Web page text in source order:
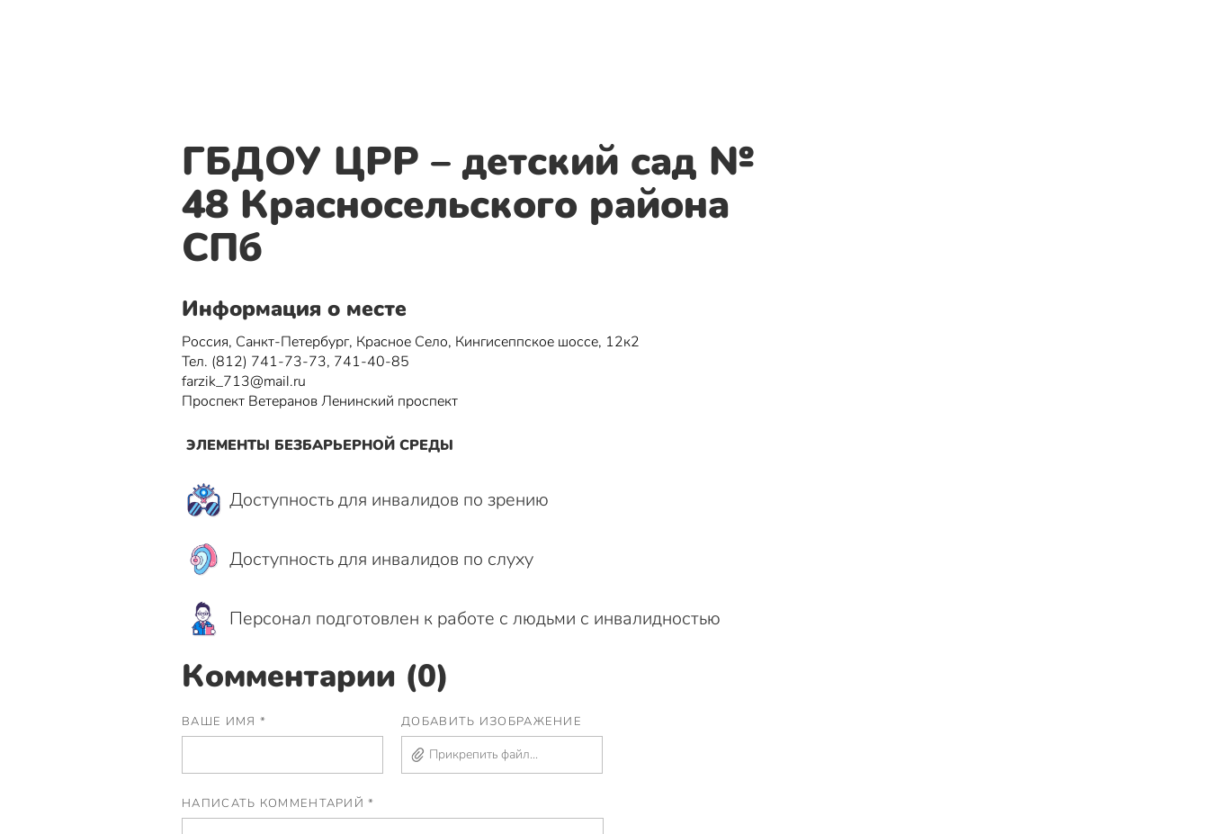
ГБДОУ ЦРР – детский сад №
48 Красносельского района
СПб
Информация о месте
Россия, Санкт-Петербург, Красное Село, Кингисеппское шоссе, 12к2
Тел. (812) 741-73-73, 741-40-85
farzik_713@mail.ru
Проспект Ветеранов Ленинский проспект
ЭЛЕМЕНТЫ БЕЗБАРЬЕРНОЙ СРЕДЫ
Доступность для инвалидов по зрению
Доступность для инвалидов по слуху
Персонал подготовлен к работе с людьми с инвалидностью
Комментарии (0)
ВАШЕ ИМЯ * ДОБАВИТЬ ИЗОБРАЖЕНИЕ
Прикрепить файл...
НАПИСАТЬ КОММЕНТАРИЙ *